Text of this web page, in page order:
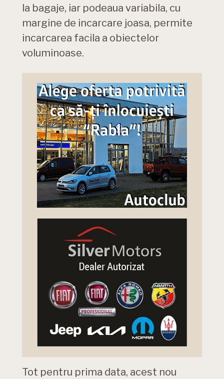
la bagaje, iar podeaua variabila, cu
margine de incarcare joasa, permite
incarcarea facila a obiectelor
voluminoase.
Tot pentru prima data, acest nou